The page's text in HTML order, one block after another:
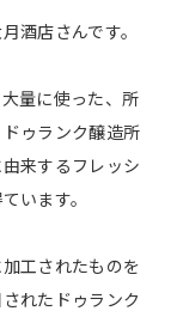
酒店さんです。
量に使った、所
ゥランク醸造所
来するフレッシ
います。
工されたものを
れたドゥランク